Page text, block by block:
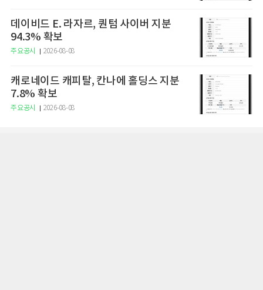
데이비드 E. 라자르, 퀀텀 사이버 지분
94.3% 확보
주요공시 2026-08-08
캐로네이드 캐피탈, 칸나에 홀딩스 지분
7.8% 확보
주요공시 2026-08-08